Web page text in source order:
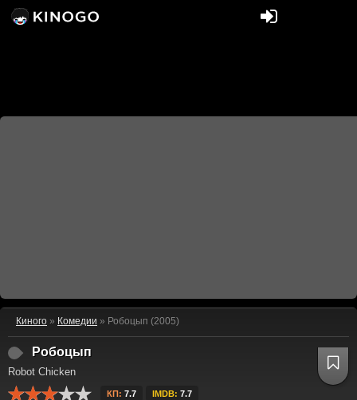
Киного » Комедии » Робоцып (2005)
Робоцып
Robot Chicken
КП: 7.7 IMDB: 7.7